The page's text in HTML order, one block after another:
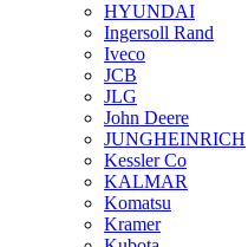
HYUNDAI
Ingersoll Rand
Iveco
JCB
JLG
John Deere
JUNGHEINRICH
Kessler Co
KALMAR
Komatsu
Kramer